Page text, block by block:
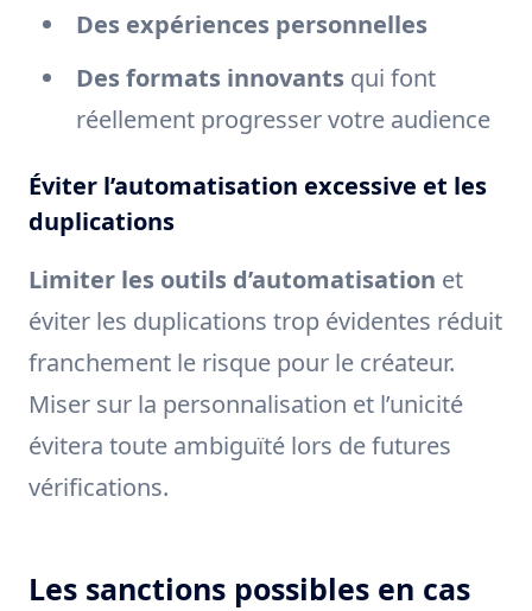
Des expériences personnelles
Des formats innovants qui font
réellement progresser votre audience
Éviter l’automatisation excessive et les
duplications
Limiter les outils d’automatisation et
éviter les duplications trop évidentes réduit
franchement le risque pour le créateur.
Miser sur la personnalisation et l’unicité
évitera toute ambiguïté lors de futures
vérifications.
Les sanctions possibles en cas